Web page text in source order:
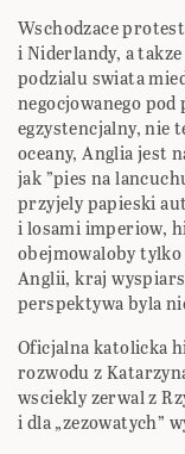
Wschodzace
i Niderlandy, a
podzialu swiata
negocjowanego
egzystencjalny, nie
oceany, Anglia jest
jak ”pies na
przyjely papieski
i losami imperiow,
obejmowaloby
Anglii, kraj
perspektywa byla
Oficjalna katolicka
rozwodu z
wsciekly zerwal z
i dla „zezowatych”